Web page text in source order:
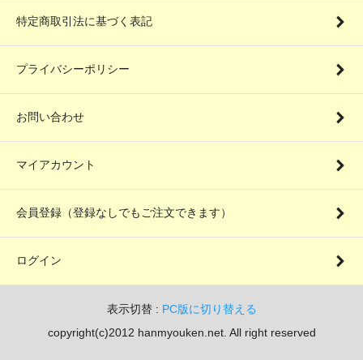
特定商取引法に基づく表記
プライバシーポリシー
お問い合わせ
マイアカウント
会員登録（登録なしでもご注文できます）
ログイン
表示切替 : PC版に切り替える
copyright(c)2012 hanmyouken.net. All right reserved